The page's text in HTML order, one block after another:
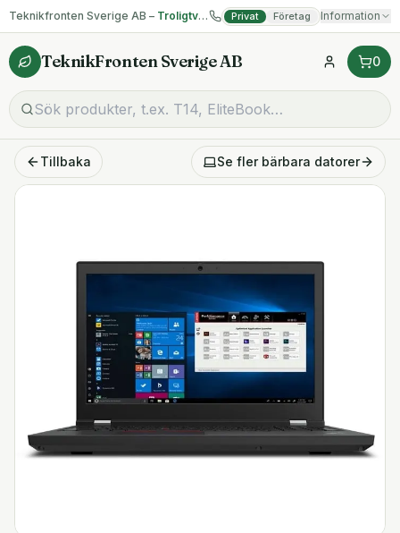
Teknikfronten Sverige AB – Troligtvis billigast på begagnad IT! Privat Företag Information
TeknikFronten Sverige AB 0
Tillbaka Se fler bärbara datorer